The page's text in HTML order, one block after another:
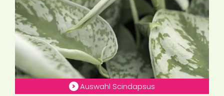
Auswahl Scindapsus